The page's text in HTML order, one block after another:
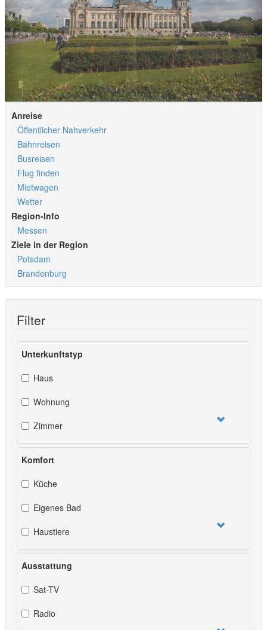
Anreise
Öffentlicher Nahverkehr
Bahnreisen
Busreisen
Flug finden
Mietwagen
Wetter
Region-Info
Messen
Ziele in der Region
Potsdam
Brandenburg
Filter
Unterkunftstyp
Haus
Wohnung
Zimmer
Komfort
Küche
Eigenes Bad
Haustiere
Ausstattung
Sat-TV
Radio